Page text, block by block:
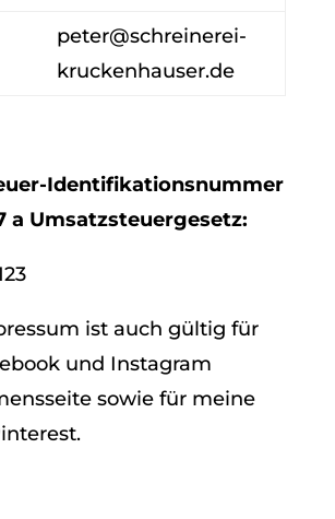
peter@schreinerei-
kruckenhauser.de
Identifikationsnummer
a Umsatzsteuergesetz:
ist auch gültig für
und Instagram
sowie für meine